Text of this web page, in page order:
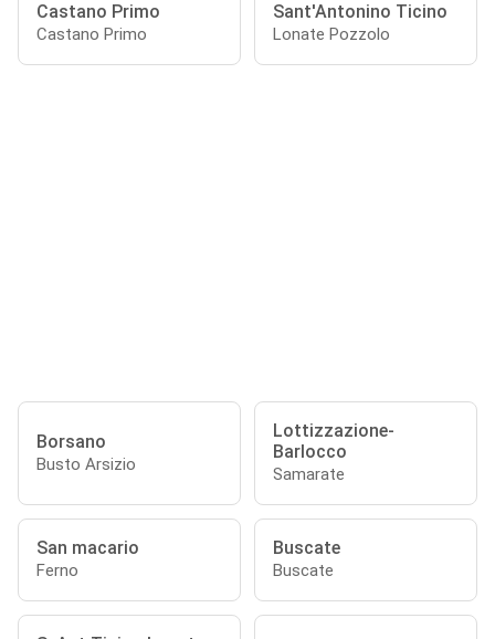
Castano Primo
Castano Primo
Sant'Antonino Ticino
Lonate Pozzolo
Borsano
Busto Arsizio
Lottizzazione-
Barlocco
Samarate
San macario
Ferno
Buscate
Buscate